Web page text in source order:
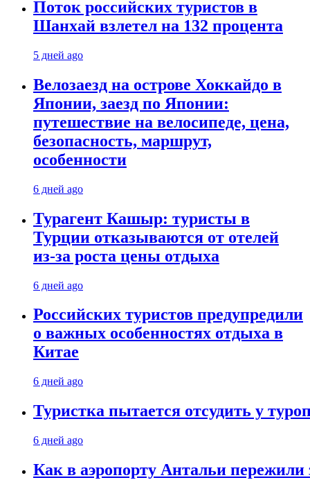
Поток российских туристов в
Шанхай взлетел на 132 процента
5 дней ago
Велозаезд на острове Хоккайдо в
Японии, заезд по Японии:
путешествие на велосипеде, цена,
безопасность, маршрут,
особенности
6 дней ago
Турагент Кашыр: туристы в
Турции отказываются от отелей
из-за роста цены отдыха
6 дней ago
Российских туристов предупредили
о важных особенностях отдыха в
Китае
6 дней ago
Туристка пытается отсудить у
6 дней ago
Как в аэропорту Антальи